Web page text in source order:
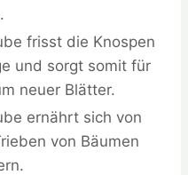
frisst die Knospen
und sorgt somit für
neuer Blätter.
ernährt sich von
von Bäumen